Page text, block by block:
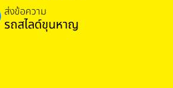
ส่งข้อความ
รถสไลด์ขุนหาญ